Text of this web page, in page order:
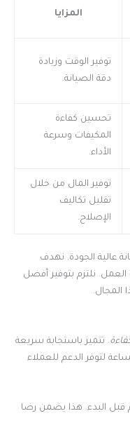
المزايا
توفير الوقت وزيادة
دقة الصيانة.
تحسين كفاءة
المكيفات وسرعة
الأداء.
توفير المال من خلال
تقليل تكاليف
الإصلاح.
عالية الجودة. نهدف
نلتزم بتوفير أفضل
المجال.
. تتميز باستجابة سريعة
لتوفر الدعم للعملاء
قبل البدء. هذا يضمن رضا